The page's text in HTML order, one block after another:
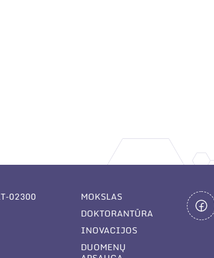
02300
MOKSLAS
DOKTORANTŪRA
INOVACIJOS
DUOMENŲ